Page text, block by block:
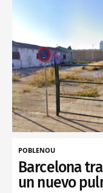
POBLENOU
Barcelona
un nuevo